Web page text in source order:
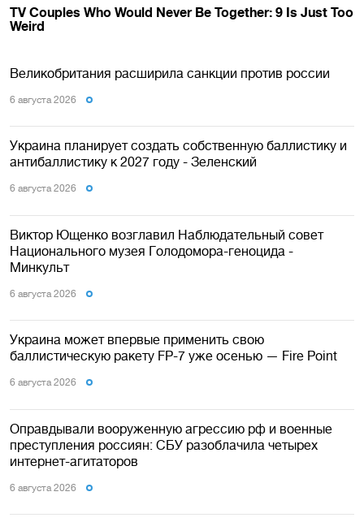
Великобритания расширила санкции против россии
6 августа 2026
Украина планирует создать собственную баллистику и
антибаллистику к 2027 году - Зеленский
6 августа 2026
Виктор Ющенко возглавил Наблюдательный совет
Национального музея Голодомора-геноцида -
Минкульт
6 августа 2026
Украина может впервые применить свою
баллистическую ракету FP-7 уже осенью — Fire Point
6 августа 2026
Оправдывали вооруженную агрессию рф и военные
преступления россиян: СБУ разоблачила четырех
интернет-агитаторов
6 августа 2026